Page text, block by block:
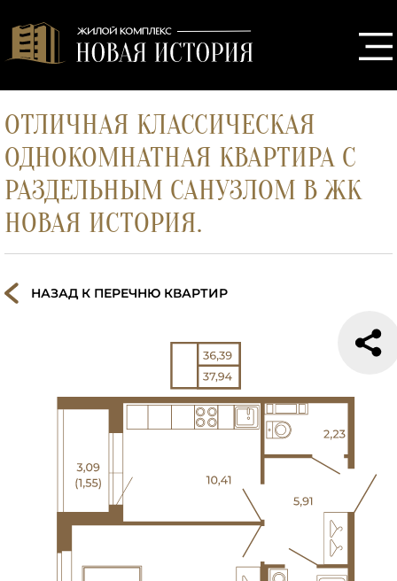
ОТЛИЧНАЯ КЛАССИЧЕСКАЯ
ОДНОКОМНАТНАЯ КВАРТИРА С
РАЗДЕЛЬНЫМ САНУЗЛОМ В ЖК
НОВАЯ ИСТОРИЯ.
НАЗАД К ПЕРЕЧНЮ КВАРТИР